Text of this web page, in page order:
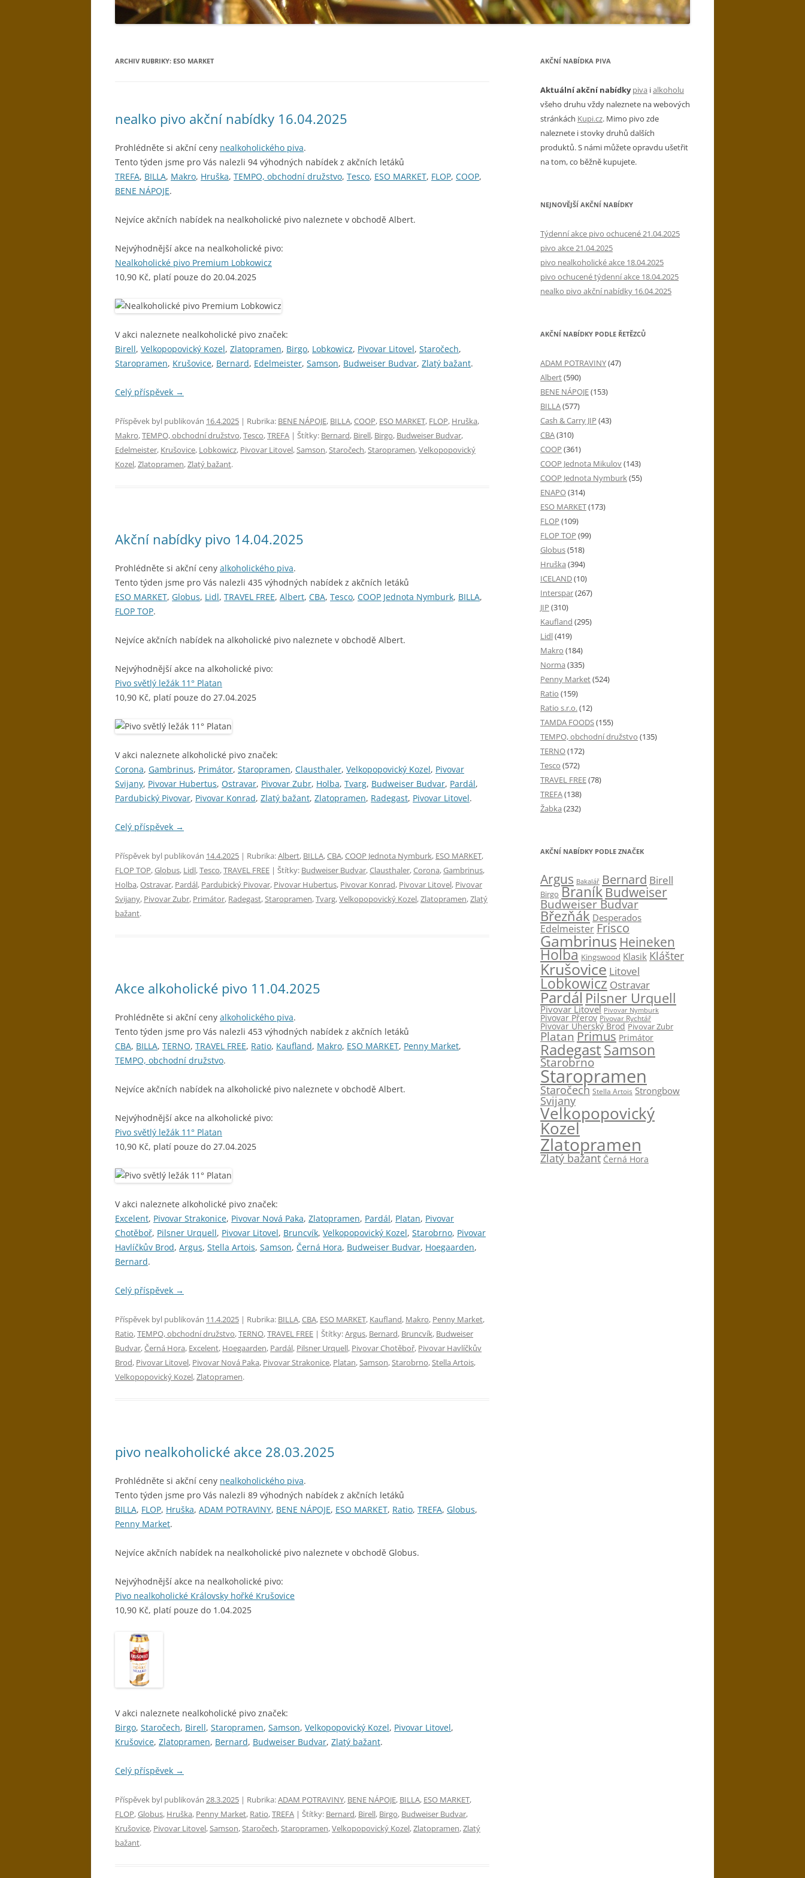
ARCHIV RUBRIKY: ESO MARKET
nealko pivo akční nabídky 16.04.2025
Prohlédněte si akční ceny nealkoholického piva.
Tento týden jsme pro Vás nalezli 94 výhodných nabídek z akčních letáků
TREFA, BILLA, Makro, Hruška, TEMPO, obchodní družstvo, Tesco, ESO MARKET, FLOP, COOP,
BENE NÁPOJE.
Nejvíce akčních nabídek na nealkoholické pivo naleznete v obchodě Albert.
Nejvýhodnější akce na nealkoholické pivo:
Nealkoholické pivo Premium Lobkowicz
10,90 Kč, platí pouze do 20.04.2025
V akci naleznete nealkoholické pivo značek:
Birell, Velkopopovický Kozel, Zlatopramen, Birgo, Lobkowicz, Pivovar Litovel, Staročech,
Staropramen, Krušovice, Bernard, Edelmeister, Samson, Budweiser Budvar, Zlatý bažant.
Celý příspěvek →
Příspěvek byl publikován 16.4.2025 | Rubrika: BENE NÁPOJE, BILLA,COOP, ESO MARKET, FLOP, Hruška,
Makro,TEMPO, obchodní družstvo,Tesco,TREFA | Štítky: Bernard, Birell, Birgo, Budweiser Budvar,
Edelmeister, Krušovice, Lobkowicz, Pivovar Litovel,Samson,Staročech,Staropramen,Velkopopovický
Kozel,Zlatopramen,Zlatý bažant.
Akční nabídky pivo 14.04.2025
Prohlédněte si akční ceny alkoholického piva.
Tento týden jsme pro Vás nalezli 435 výhodných nabídek z akčních letáků
ESO MARKET, Globus, Lidl, TRAVEL FREE, Albert, CBA, Tesco, COOP Jednota Nymburk, BILLA,
FLOP TOP.
Nejvíce akčních nabídek na alkoholické pivo naleznete v obchodě Albert.
Nejvýhodnější akce na alkoholické pivo:
Pivo světlý ležák 11° Platan
10,90 Kč, platí pouze do 27.04.2025
V akci naleznete alkoholické pivo značek:
Corona, Gambrinus, Primátor, Staropramen, Clausthaler, Velkopopovický Kozel, Pivovar
Svijany, Pivovar Hubertus, Ostravar, Pivovar Zubr, Holba, Tvarg, Budweiser Budvar, Pardál,
Pardubický Pivovar, Pivovar Konrad, Zlatý bažant, Zlatopramen, Radegast, Pivovar Litovel.
Celý příspěvek →
Příspěvek byl publikován 14.4.2025 | Rubrika:Albert, BILLA,CBA,COOP Jednota Nymburk, ESO MARKET,
FLOP TOP,Globus, Lidl,Tesco,TRAVEL FREE | Štítky: Budweiser Budvar,Clausthaler,Corona,Gambrinus,
Holba,Ostravar, Pardál, Pardubický Pivovar, Pivovar Hubertus, Pivovar Konrad, Pivovar Litovel, Pivovar
Svijany, Pivovar Zubr, Primátor, Radegast,Staropramen,Tvarg,Velkopopovický Kozel,Zlatopramen,Zlatý
bažant.
Akce alkoholické pivo 11.04.2025
Prohlédněte si akční ceny alkoholického piva.
Tento týden jsme pro Vás nalezli 453 výhodných nabídek z akčních letáků
CBA, BILLA, TERNO, TRAVEL FREE, Ratio, Kaufland, Makro, ESO MARKET, Penny Market,
TEMPO, obchodní družstvo.
Nejvíce akčních nabídek na alkoholické pivo naleznete v obchodě Albert.
Nejvýhodnější akce na alkoholické pivo:
Pivo světlý ležák 11° Platan
10,90 Kč, platí pouze do 27.04.2025
V akci naleznete alkoholické pivo značek:
Excelent, Pivovar Strakonice, Pivovar Nová Paka, Zlatopramen, Pardál, Platan, Pivovar
Chotěboř, Pilsner Urquell, Pivovar Litovel, Bruncvík, Velkopopovický Kozel, Starobrno, Pivovar
Havlíčkův Brod, Argus, Stella Artois, Samson, Černá Hora, Budweiser Budvar, Hoegaarden,
Bernard.
Celý příspěvek →
Příspěvek byl publikován 11.4.2025 | Rubrika: BILLA,CBA, ESO MARKET, Kaufland, Makro, Penny Market,
Ratio,TEMPO, obchodní družstvo,TERNO,TRAVEL FREE | Štítky:Argus, Bernard, Bruncvík, Budweiser
Budvar,Černá Hora, Excelent, Hoegaarden, Pardál, Pilsner Urquell, Pivovar Chotěboř, Pivovar Havlíčkův
Brod, Pivovar Litovel, Pivovar Nová Paka, Pivovar Strakonice, Platan,Samson,Starobrno,Stella Artois,
Velkopopovický Kozel,Zlatopramen.
pivo nealkoholické akce 28.03.2025
Prohlédněte si akční ceny nealkoholického piva.
Tento týden jsme pro Vás nalezli 89 výhodných nabídek z akčních letáků
BILLA, FLOP, Hruška, ADAM POTRAVINY, BENE NÁPOJE, ESO MARKET, Ratio, TREFA, Globus,
Penny Market.
Nejvíce akčních nabídek na nealkoholické pivo naleznete v obchodě Globus.
Nejvýhodnější akce na nealkoholické pivo:
Pivo nealkoholické Královsky hořké Krušovice
10,90 Kč, platí pouze do 1.04.2025
V akci naleznete nealkoholické pivo značek:
Birgo, Staročech, Birell, Staropramen, Samson, Velkopopovický Kozel, Pivovar Litovel,
Krušovice, Zlatopramen, Bernard, Budweiser Budvar, Zlatý bažant.
Celý příspěvek →
Příspěvek byl publikován 28.3.2025 | Rubrika:ADAM POTRAVINY, BENE NÁPOJE, BILLA, ESO MARKET,
FLOP,Globus, Hruška, Penny Market, Ratio,TREFA | Štítky: Bernard, Birell, Birgo, Budweiser Budvar,
Krušovice, Pivovar Litovel,Samson,Staročech,Staropramen,Velkopopovický Kozel,Zlatopramen,Zlatý
bažant.
AKČNÍ NABÍDKA PIVA
Aktuální akční nabídky piva ialkoholu
všeho druhu vždy naleznete na webových
stránkách Kupi.cz. Mimo pivo zde
naleznete i stovky druhů dalších
produktů. S námi můžete opravdu ušetřit
na tom, co běžně kupujete.
NEJNOVĚJŠÍ AKČNÍ NABÍDKY
Týdenní akce pivo ochucené 21.04.2025
pivo akce 21.04.2025
pivo nealkoholické akce 18.04.2025
pivo ochucené týdenní akce 18.04.2025
nealko pivo akční nabídky 16.04.2025
AKČNÍ NABÍDKY PODLE ŘETĚZCŮ
ADAM POTRAVINY(47)
Albert(590)
BENE NÁPOJE(153)
BILLA(577)
Cash & Carry JIP (43)
CBA(310)
COOP (361)
COOP Jednota Mikulov(143)
COOP Jednota Nymburk(55)
ENAPO(314)
ESO MARKET(173)
FLOP (109)
FLOP TOP (99)
Globus(518)
Hruška (394)
ICELAND(10)
Interspar(267)
JIP (310)
Kaufland (295)
Lidl(419)
Makro (184)
Norma (335)
Penny Market(524)
Ratio (159)
Ratio s.r.o.(12)
TAMDA FOODS(155)
TEMPO, obchodní družstvo (135)
TERNO(172)
Tesco (572)
TRAVEL FREE(78)
TREFA(138)
Žabka (232)
AKČNÍ NABÍDKY PODLE ZNAČEK
Argus Bakalář Bernard Birell
Birgo BraníkBudweiser
Budweiser Budvar
Březňák Desperados
Edelmeister Frisco
Gambrinus Heineken
Holba Kingswood Klasik Klášter
Krušovice Litovel
Lobkowicz Ostravar
Pardál Pilsner Urquell
Pivovar Litovel Pivovar Nymburk
Pivovar Přerov Pivovar Rychtář
Pivovar Uherský Brod Pivovar Zubr
Platan Primus Primátor
RadegastSamson
Starobrno
Staropramen
Staročech Stella Artois Strongbow
Svijany
Velkopopovický
Kozel
Zlatopramen
Zlatý bažant Černá Hora